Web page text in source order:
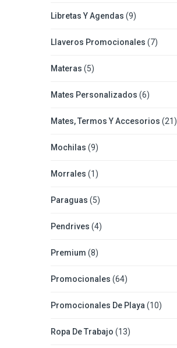
Libretas Y Agendas (9)
Llaveros Promocionales (7)
Materas (5)
Mates Personalizados (6)
Mates, Termos Y Accesorios (21)
Mochilas (9)
Morrales (1)
Paraguas (5)
Pendrives (4)
Premium (8)
Promocionales (64)
Promocionales De Playa (10)
Ropa De Trabajo (13)